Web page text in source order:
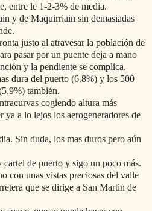
entre le 1-2-3% de media.
y de Maquirriain sin demasiadas
justo al atravesar la población de
pasar por un puente deja a mano
y la pendiente se complica.
dura del puerto (6.8%) y los 500
también.
cogiendo altura más
a lo lejos los aerogeneradores de
Sin duda, los mas duros pero aún
de puerto y sigo un poco más.
con unas vistas preciosas del valle
que se dirige a San Martin de